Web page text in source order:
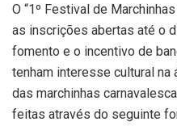
O “1º Festival de
as inscrições abertas até o
fomento e o incentivo de
tenham interesse cultural na
das marchinhas
feitas através do seguinte